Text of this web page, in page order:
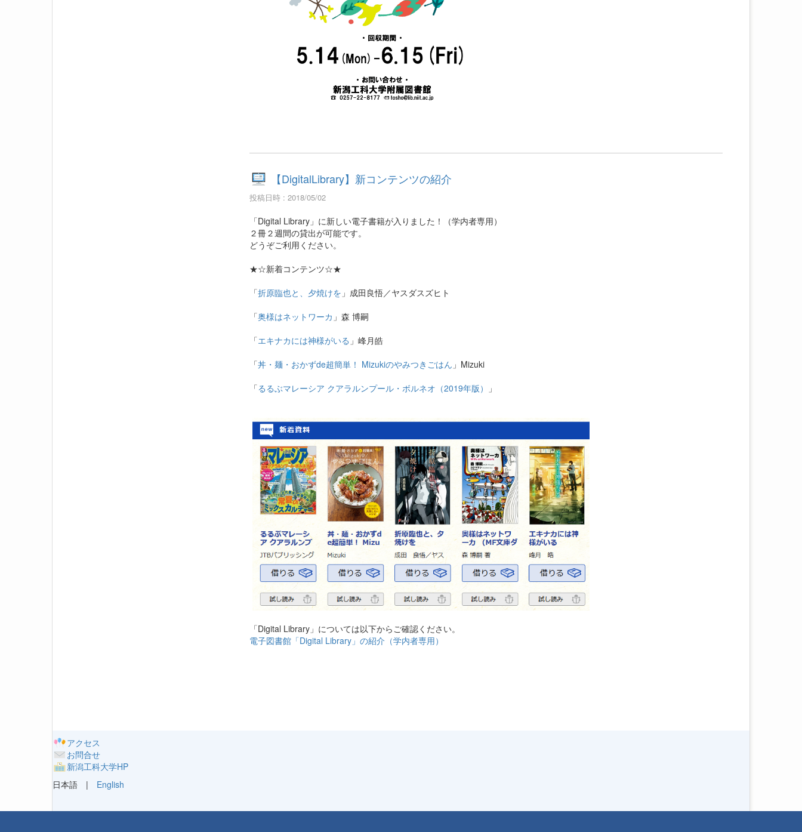
【DigitalLibrary】新コンテンツの紹介
投稿日時 : 2018/05/02
「Digital Library」に新しい電子書籍が入りました！（学内者専用）
２冊２週間の貸出が可能です。
どうぞご利用ください。
★☆新着コンテンツ☆★
「折原臨也と、夕焼けを 」成田良悟／ヤスダスズヒト
「奥様はネットワーカ 」森 博嗣
「エキナカには神様がいる 」峰月皓
「丼・麺・おかずde超簡単！ Mizukiのやみつきごはん 」Mizuki
「るるぶマレーシア クアラルンプール・ボルネオ（2019年版） 」
「Digital Library」については以下からご確認ください。
電子図書館「Digital Library」の紹介（学内者専用）
アクセス
お問合せ
新潟工科大学HP
日本語 | English